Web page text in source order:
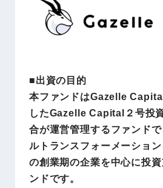
■出資の目的
本ファンドはGazelle
したGazelle Capital２号投
合が運営管理するファンド
ルトランスフォーメーショ
の創業期の企業を中心に投
ンドです。